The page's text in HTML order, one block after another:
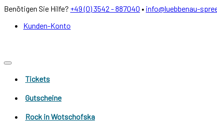
Benötigen Sie Hilfe? +49 (0) 3542 - 887040 • info@luebbenau-
Kunden-Konto
Tickets
Gutscheine
Rock in Wotschofska